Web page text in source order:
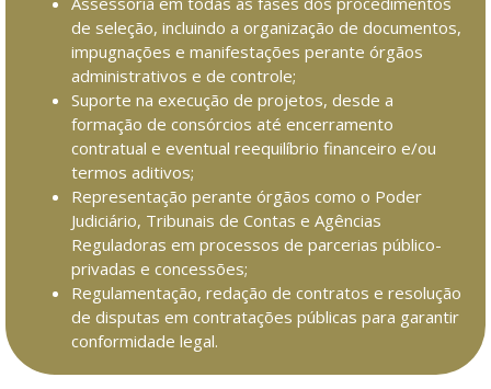
de seleção, incluindo a organização de documentos,
impugnações e manifestações perante órgãos
administrativos e de controle;
Suporte na execução de projetos, desde a
formação de consórcios até encerramento
contratual e eventual reequilíbrio financeiro e/ou
termos aditivos;
Representação perante órgãos como o Poder
Judiciário, Tribunais de Contas e Agências
Reguladoras em processos de parcerias público-
privadas e concessões;
Regulamentação, redação de contratos e resolução
de disputas em contratações públicas para garantir
conformidade legal.